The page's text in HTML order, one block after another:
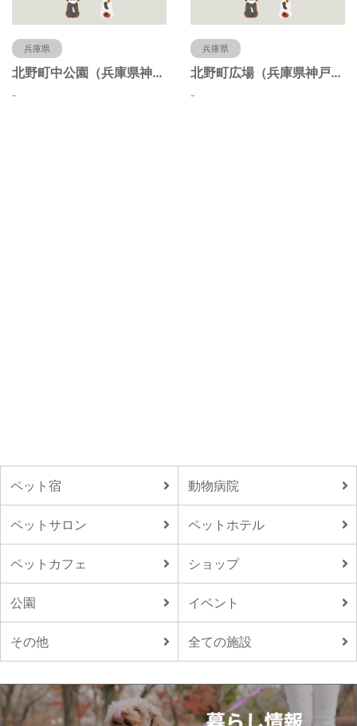
兵庫県
北野町中公園（兵庫県神戸市）
-
兵庫県
北野町広場（兵庫県神戸市）
-
ペット宿 動物病院
ペットサロン ペットホテル
ペットカフェ ショップ
公園 イベント
その他 全ての施設